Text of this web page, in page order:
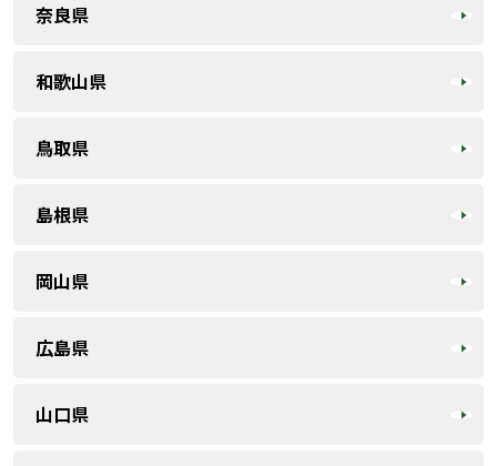
奈良県
和歌山県
鳥取県
島根県
岡山県
広島県
山口県